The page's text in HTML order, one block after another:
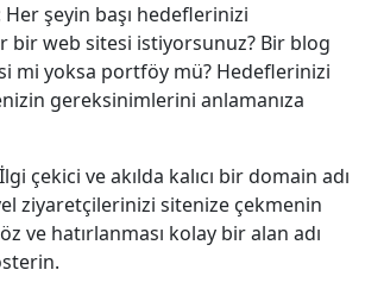
Her şeyin başı hedeflerinizi
bir web sitesi istiyorsunuz? Bir blog
mi yoksa portföy mü? Hedeflerinizi
gereksinimlerini anlamanıza
çekici ve akılda kalıcı bir domain adı
ziyaretçilerinizi sitenize çekmenin
öz ve hatırlanması kolay bir alan adı